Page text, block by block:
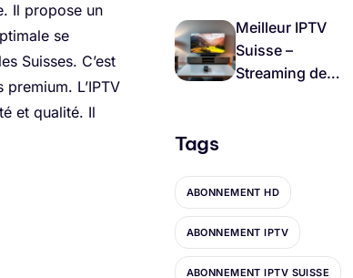
Il propose un
se
Suisses. C’est
L’IPTV
et qualité. Il
Meilleur IPTV
Suisse –
Streaming de
Tags
ABONNEMENT HD
ABONNEMENT IPTV
ABONNEMENT IPTV SUISSE